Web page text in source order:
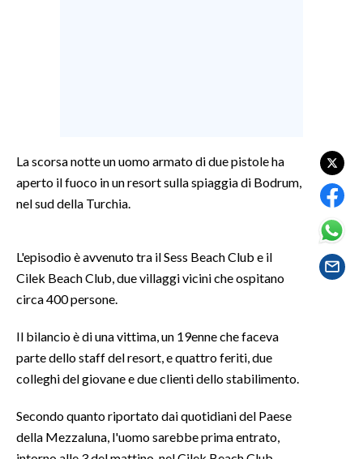
BANDI
SPORT IN SARDEGNA
RISULTATI E CLASSIFICHE
CALCIO
BASKET
TENNIS
ALTRI SPORT
La scorsa notte un uomo armato di due pistole ha
aperto il fuoco in un resort sulla spiaggia di Bodrum,
nel sud della Turchia.
L'episodio è avvenuto tra il Sess Beach Club e il
Cilek Beach Club, due villaggi vicini che ospitano
circa 400 persone.
Il bilancio è di una vittima, un 19enne che faceva
parte dello staff del resort, e quattro feriti, due
colleghi del giovane e due clienti dello stabilimento.
Secondo quanto riportato dai quotidiani del Paese
della Mezzaluna, l'uomo sarebbe prima entrato,